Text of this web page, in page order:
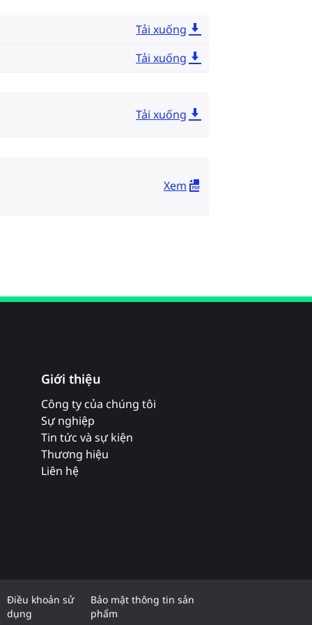
Tải xuống
Tải xuống
Tải xuống
Xem
Giới thiệu
Công ty của chúng tôi
Sự nghiệp
Tin tức và sự kiện
Thương hiệu
Liên hệ
Điều khoản sử
dụng
Bảo mật thông tin sản
phẩm